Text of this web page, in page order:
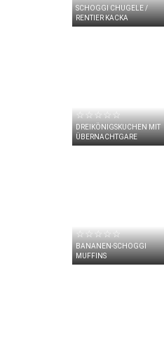
SCHOGGI CHUGELE /
RENTIER KACKA
☆☆☆☆☆
DREIKÖNIGSKUCHEN MIT
ÜBERNACHTGARE
☆☆☆☆☆
BANANEN-SCHOGGI
MUFFINS